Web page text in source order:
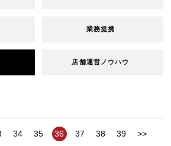
業務提携
店舗運営ノウハウ
34 35 36 37 38 39 >>